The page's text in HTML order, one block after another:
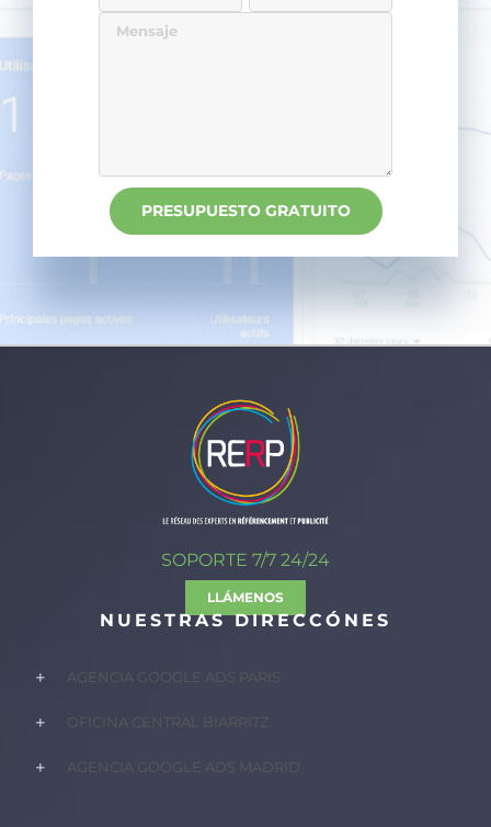
SOPORTE 7/7 24/24
LLÁMENOS
NUESTRAS DIRECCÓNES
AGENCIA GOOGLE ADS PARIS
OFICINA CENTRAL BIARRITZ
AGENCIA GOOGLE ADS MADRID